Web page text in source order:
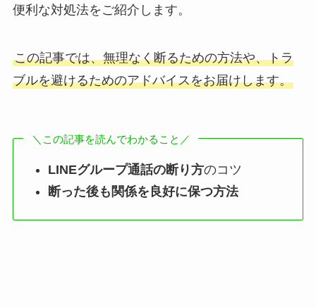
便利な対処法をご紹介します。
この記事では、無理なく断るための方法や、トラ
ブルを避けるためのアドバイスをお届けします。
＼この記事を読んでわかること／
LINEグループ通話の断り方のコツ
断った後も関係を良好に保つ方法